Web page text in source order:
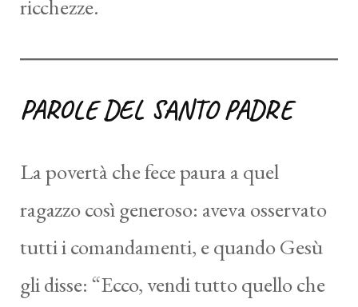
ricchezze.
PAROLE DEL SANTO PADRE
La povertà che fece paura a quel
ragazzo così generoso: aveva osservato
tutti i comandamenti, e quando Gesù
gli disse: “Ecco, vendi tutto quello che